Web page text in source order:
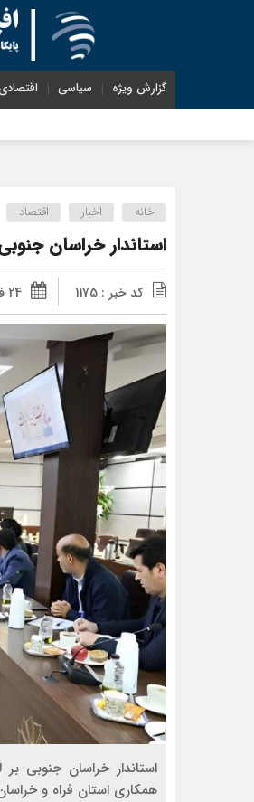
گزارش ویژه سیاسی
خانه اخبار اقتصاد
استاندار خراسان
کد خبر : 1175 24 فوریه 2025 - 19:33
استاندار خراسان جنوبی
همکاری استان فراه و